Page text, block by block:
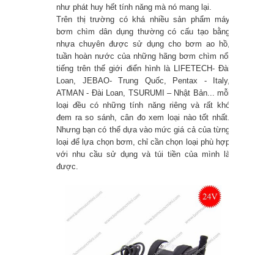
sương sài gòn, lắp máy phun sương
sài gon và các tỉnh lân cận
Cách chọn máy bơm cho hồ cá
Máy bơm bể cá loại nào tốt ? Máy
bơm bể cá tiết kiệm điện ?
như phát huy hết tính năng mà nó mang lại.
Trên thị trường có khá nhiều sản phẩm máy
bơm chìm dân dụng thường có cấu tạo bằng
nhựa chuyên được sử dụng cho bơm ao hồ,
tuần hoàn nước của những hãng bơm chìm nổi
tiếng trên thế giới điển hình là LIFETECH- Đài
Loan, JEBAO- Trung Quốc, Pentax - Italy,
ATMAN - Đài Loan, TSURUMI – Nhật Bản... mỗi
loại đều có những tính năng riêng và rất khó
đem ra so sánh, cân đo xem loại nào tốt nhất.
Nhưng bạn có thể dựa vào mức giá cả của từng
loại để lựa chọn bơm, chỉ cần chọn loại phù hợp
với nhu cầu sử dụng và túi tiền của mình là
được.